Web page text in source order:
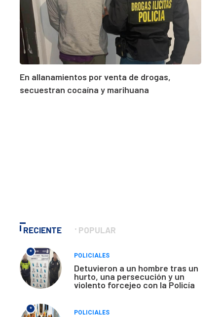
En allanamientos por venta de drogas,
secuestran cocaína y marihuana
RECIENTE POPULAR
*
POLICIALES
Detuvieron a un hombre tras un
hurto, una persecución y un
violento forcejeo con la Policía
*
POLICIALES